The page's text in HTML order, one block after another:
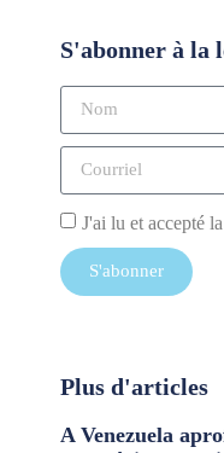
S'abonner à
J'ai lu et accepté la
S'abonner
Plus d'articles
A Venezuela